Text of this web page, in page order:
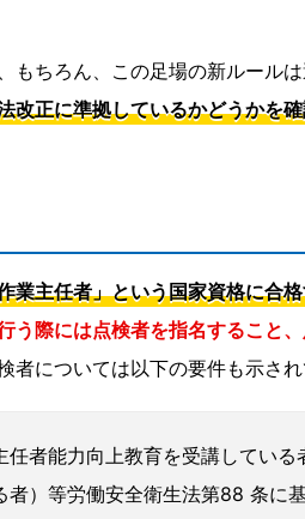
ちろん、この足場の新ルールは
改正に準拠しているかどうかを
業主任者」という国家資格に合
う際には点検者を指名すること
者については以下の要件も示され
者能力向上教育を受講している
）等労働安全衛生法第88 条に